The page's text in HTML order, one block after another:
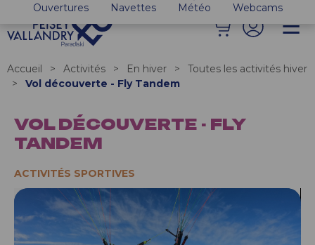
Ouvertures Navettes Météo Webcams
Accueil > Activités > En hiver >
Toutes les activités hiver
>
Vol découverte - Fly Tandem
VOL DÉCOUVERTE - FLY
TANDEM
ACTIVITÉS SPORTIVES